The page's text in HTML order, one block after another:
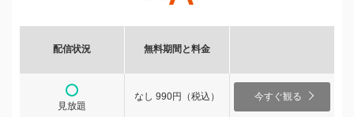
配信状況 無料期間と料金
見放題
なし 990円（税込） 今すぐ観る